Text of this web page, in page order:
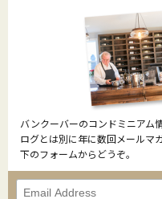
バンクーバーのコンドミニアム
ログとは別に年に数回メールマ
下のフォームからどうぞ。